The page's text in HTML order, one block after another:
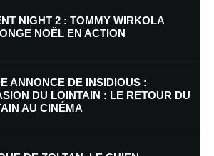
mon e-mail et mon site dans le navigateur pour
NIGHT 2 : TOMMY WIRKOLA
NOËL EN ACTION
ANNONCE DE INSIDIOUS :
DU LOINTAIN : LE RETOUR DU
AU CINÉMA